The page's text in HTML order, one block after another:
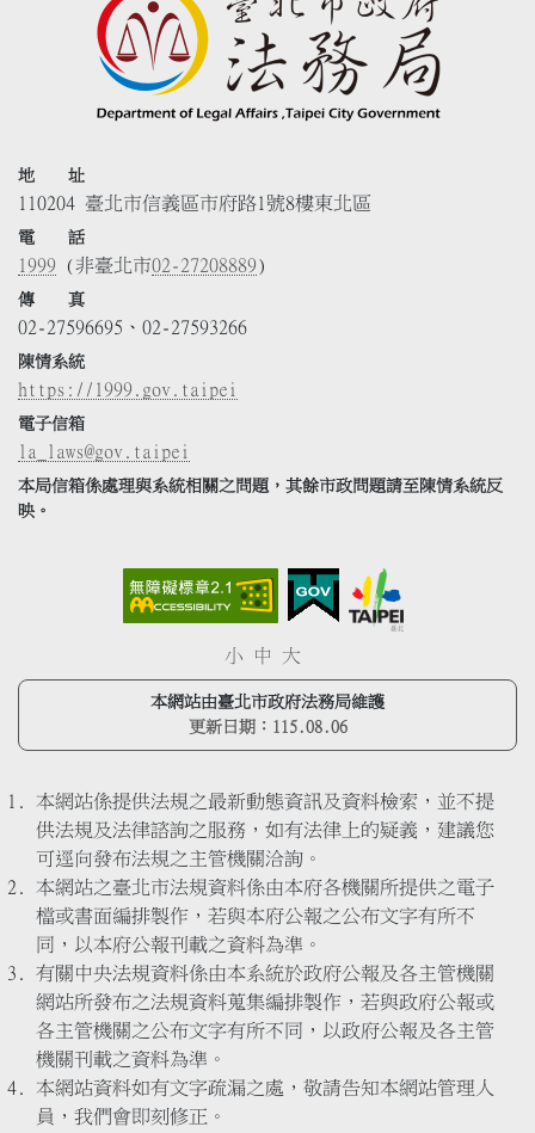
地 址
110204 臺北市信義區市府路1號8樓東北區
電 話
1999 (非臺北市02-27208889)
傳 真
02-27596695、02-27593266
陳情系統
https://1999.gov.taipei
電子信箱
la_laws@gov.taipei
本局信箱係處理與系統相關之問題，其餘市政問題請至陳情系統反
映。
小 中 大
本網站由臺北市政府法務局維護
更新日期： 115.08.06
本網站係提供法規之最新動態資訊及資料檢索，並不提
供法規及法律諮詢之服務，如有法律上的疑義，建議您
可逕向發布法規之主管機關洽詢。
本網站之臺北市法規資料係由本府各機關所提供之電子
檔或書面編排製作，若與本府公報之公布文字有所不
同，以本府公報刊載之資料為準。
有關中央法規資料係由本系統於政府公報及各主管機關
網站所發布之法規資料蒐集編排製作，若與政府公報或
各主管機關之公布文字有所不同，以政府公報及各主管
機關刊載之資料為準。
本網站資料如有文字疏漏之處，敬請告知本網站管理人
員，我們會即刻修正。